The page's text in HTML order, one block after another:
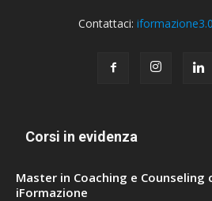
Contattaci:
Corsi in evidenza
Master in Coaching e Counseling
iFormazione